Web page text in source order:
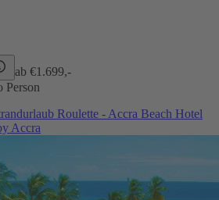
ab €1.699,-
Person
Roulette - Accra Beach Hotel
Accra